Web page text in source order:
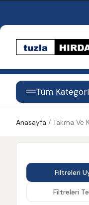
Tüm
Anasayfa / Takma Ve
Filtreleri
Filtreleri